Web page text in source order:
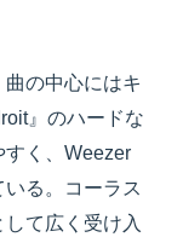
の中心にはキ
』のハードな
く、Weezer
る。コーラス
て広く受け入